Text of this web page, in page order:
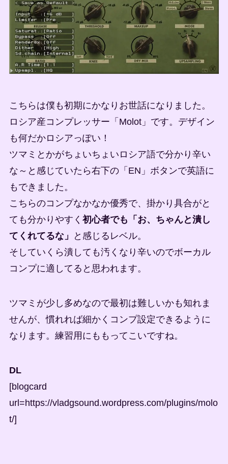
こちらは僕も初期にかなりお世話になりました。
ロシア産コンプレッサー「Molot」です。デザイン
も何だかロシアっぽい！
ツマミとかがちょいちょいロシア語で分かり辛い
な～と感じていたら右下の「EN」ボタンで英語に
もできました。
こちらのコンプなかなか優秀で、掛かり具合がと
ても分かりやすく 初心者でも「お、ちゃんと潰し
てくれてるな」
と感じるレベル。
そしていくら潰しても汚くなり辛いのでボーカル
コンプに適してると思われます。
ツマミが少し多めなので最初は難しいかも知れま
せんが、慣れれば細かくコンプ設定できるように
なります。練習用にももってこいですね。
DL
[blogcard
url=https://vladgsound.wordpress.com/plugins/molo
t/]